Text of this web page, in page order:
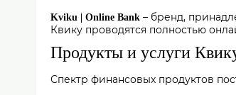
Kviku | Online Bank – бренд,
Квику проводятся полностью
Продукты и услуги
Спектр финансовых продуктов